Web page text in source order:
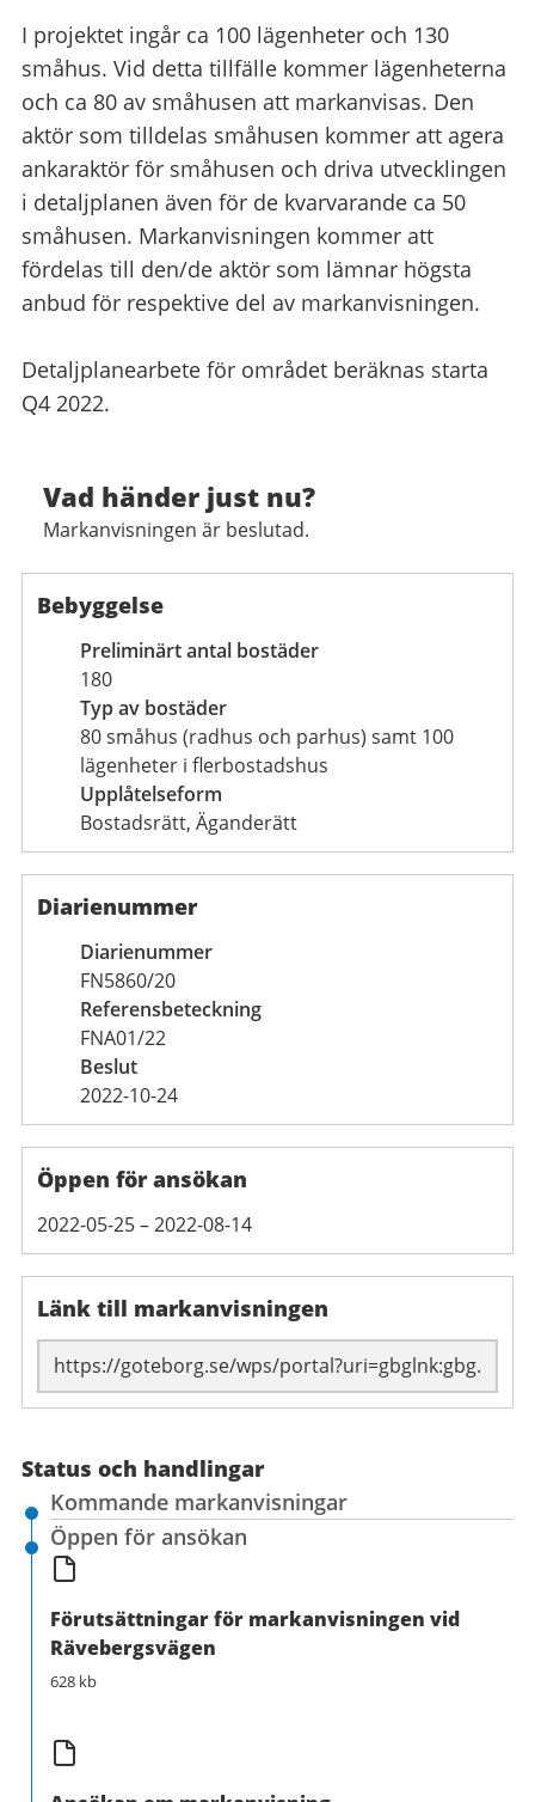
I projektet ingår ca 100 lägenheter och 130
småhus. Vid detta tillfälle kommer lägenheterna
och ca 80 av småhusen att markanvisas. Den
aktör som tilldelas småhusen kommer att agera
ankaraktör för småhusen och driva utvecklingen
i detaljplanen även för de kvarvarande ca 50
småhusen. Markanvisningen kommer att
fördelas till den/de aktör som lämnar högsta
anbud för respektive del av markanvisningen.
Detaljplanearbete för området beräknas starta
Q4 2022.
Vad händer just nu?
Markanvisningen är beslutad.
Bebyggelse
Preliminärt antal bostäder
180
Typ av bostäder
80 småhus (radhus och parhus) samt 100
lägenheter i flerbostadshus
Upplåtelseform
Bostadsrätt, Äganderätt
Diarienummer
Diarienummer
FN5860/20
Referensbeteckning
FNA01/22
Beslut
2022-10-24
Öppen för ansökan
2022-05-25 – 2022-08-14
Länk till markanvisningen
Länk till sidan:
Status och handlingar
Kommande markanvisningar
Öppen för ansökan
Förutsättningar för markanvisningen vid
Rävebergsvägen
628 kb